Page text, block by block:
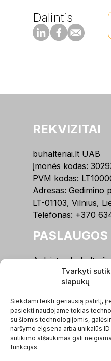
Tvarkyti
slapukų
Siekdami teikti geriausią patirtį,
pasiekti naudojame tokias
su šiomis technologijomis,
naršymo elgsena arba unikalūs
sutikimo atšaukimas gali
funkcijas.
Dalintis
REKVIZITAI
buhalteriai.lt UAB
Įmonės kodas:
PVM kodas:
Adresas: Gedimino
LT-01103, Vilnius,
Telefonas: +370
PASLAUGOS
Apleistos
Buhalterinė
Buhalterinė
Buhalterinė
Įmonių steigimas
Kitos paslaugos
MENIU